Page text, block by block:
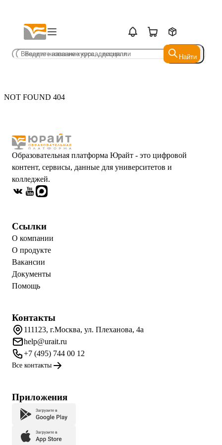
Найти
Найти
NOT FOUND 404
Образовательная платформа Юрайт - это цифровой
контент, сервисы, данные для университетов и
колледжей.
Ссылки
О компании
О продукте
Вакансии
Документы
Помощь
Контакты
111123, г.Москва, ул. Плеханова, 4а
help@urait.ru
+7 (495) 744 00 12
Все контакты
Приложения